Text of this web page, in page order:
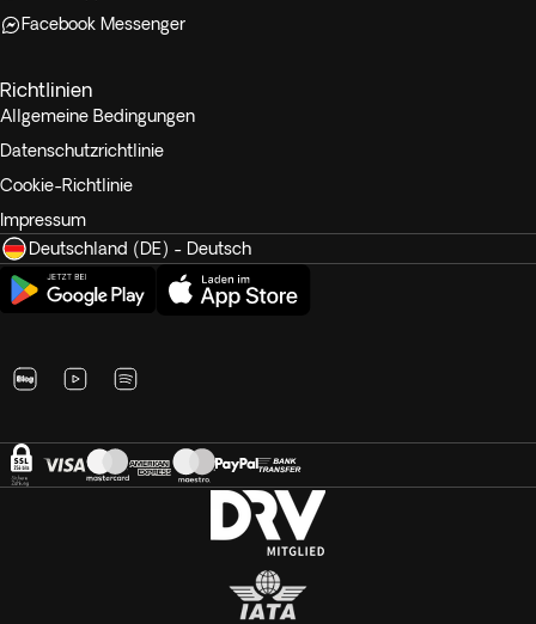
Facebook Messenger
Richtlinien
Allgemeine Bedingungen
Datenschutzrichtlinie
Cookie-Richtlinie
Impressum
Deutschland (DE) - Deutsch